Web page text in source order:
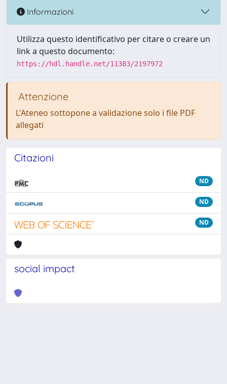
Informazioni
Utilizza questo identificativo per citare o creare un
link a questo documento:
https://hdl.handle.net/11383/2197972
Attenzione
L'Ateneo sottopone a validazione solo i file PDF
allegati
Citazioni
ND
ND
ND
social impact